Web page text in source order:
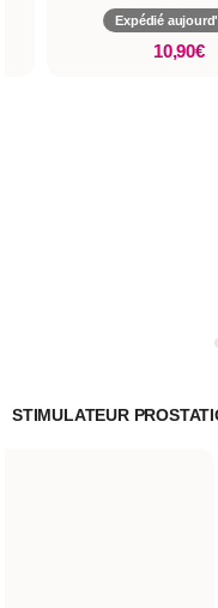
Expédié
10,90€
STIMULATEUR